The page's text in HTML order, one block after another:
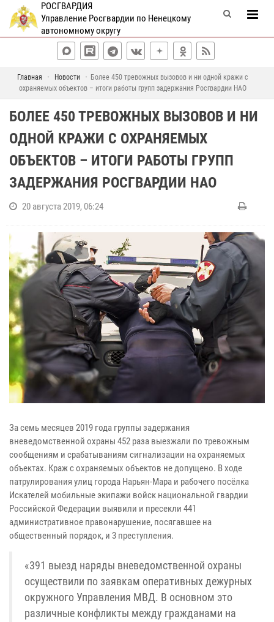
РОСГВАРДИЯ
Управление Росгвардии по Ненецкому
автономному округу
Главная Новости
Более 450 тревожных вызовов и ни одной кражи с
охраняемых объектов – итоги работы групп задержания Росгвардии НАО
БОЛЕЕ 450 ТРЕВОЖНЫХ ВЫЗОВОВ И НИ
ОДНОЙ КРАЖИ С ОХРАНЯЕМЫХ
ОБЪЕКТОВ – ИТОГИ РАБОТЫ ГРУПП
ЗАДЕРЖАНИЯ РОСГВАРДИИ НАО
20 августа 2019, 06:24
За семь месяцев 2019 года группы задержания
вневедомственной охраны 452 раза выезжали по тревожным
сообщениям и срабатываниям сигнализации на охраняемых
объектах. Краж с охраняемых объектов не допущено. В ходе
патрулирования улиц города Нарьян-Мара и рабочего посёлка
Искателей мобильные экипажи войск национальной гвардии
Российской Федерации выявили и пресекли 441
административное правонарушение, посягавшее на
общественный порядок, и 3 преступления.
«391 выезд наряды вневедомственной охраны
осуществили по заявкам оперативных дежурных
окружного Управления МВД. В основном это
различные конфликты между гражданами на